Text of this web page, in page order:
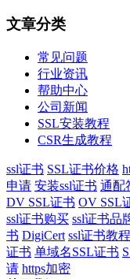
文章分类
常见问题
行业资讯
帮助中心
公司新闻
SSL安装教程
CSR生成教程
ssl证书 SSL证书价格
申请 安装ssl证书 通配
DV SSL证书 OV SSL
ssl证书购买 ssl证书品
书 DigiCert ssl证书教程
证书 单域名SSL证书
请 https加密